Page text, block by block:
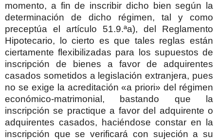
momento, a fin de inscribir dicho bien según la
determinación de dicho régimen, tal y como
preceptúa el artículo 51.9.ªa), del Reglamento
Hipotecario, lo cierto es que tales reglas están
ciertamente flexibilizadas para los supuestos de
inscripción de bienes a favor de adquirentes
casados sometidos a legislación extranjera, pues
no se exige la acreditación «a priori» del régimen
económico-matrimonial, bastando que la
inscripción se practique a favor del adquirente o
adquirentes casados, haciéndose constar en la
inscripción que se verificará con sujeción a su